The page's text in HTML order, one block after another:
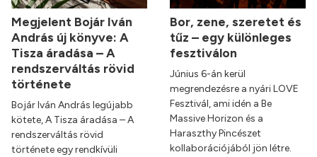
Megjelent Bojár Iván
András új könyve: A
Tisza áradása – A
rendszerváltás rövid
története
Bojár Iván András legújabb
kötete, A Tisza áradása – A
rendszerváltás rövid
története egy rendkívüli
Bor, zene, szeretet és
tűz – egy különleges
fesztiválon
Június 6-án kerül
megrendezésre a nyári LOVE
Fesztivál, ami idén a Be
Massive Horizon és a
Haraszthy Pincészet
kollaborációjából jön létre.